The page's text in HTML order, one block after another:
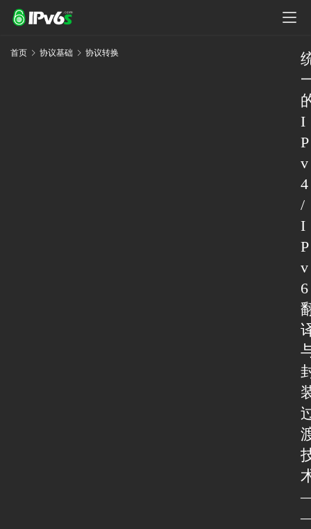
首页 协议基础 协议转换
I
P
v
4
/
I
P
v
6